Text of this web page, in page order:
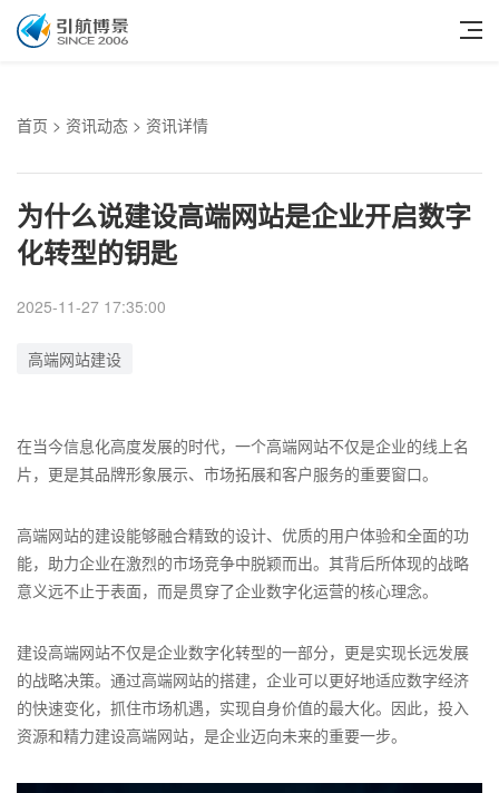
首页 > 资讯动态 > 资讯详情
为什么说建设高端网站是企业开启数字
化转型的钥匙
2025-11-27 17:35:00
高端网站建设
在当今信息化高度发展的时代，一个高端网站不仅是企业的线上名
片，更是其品牌形象展示、市场拓展和客户服务的重要窗口。
高端网站的建设能够融合精致的设计、优质的用户体验和全面的功
能，助力企业在激烈的市场竞争中脱颖而出。其背后所体现的战略
意义远不止于表面，而是贯穿了企业数字化运营的核心理念。
建设高端网站不仅是企业数字化转型的一部分，更是实现长远发展
的战略决策。通过高端网站的搭建，企业可以更好地适应数字经济
的快速变化，抓住市场机遇，实现自身价值的最大化。因此，投入
资源和精力建设高端网站，是企业迈向未来的重要一步。